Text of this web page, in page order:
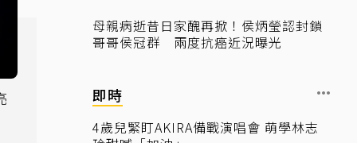
母親病逝昔日家醜再掀！侯炳瑩認封鎖
哥哥侯冠群 兩度抗癌近況曝光
即時
4歲兒緊盯AKIRA備戰演唱會 萌學林志